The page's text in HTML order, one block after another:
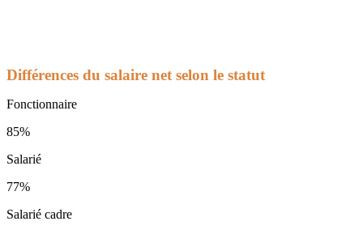
Différences du salaire net selon le statut
Fonctionnaire
85%
Salarié
77%
Salarié cadre